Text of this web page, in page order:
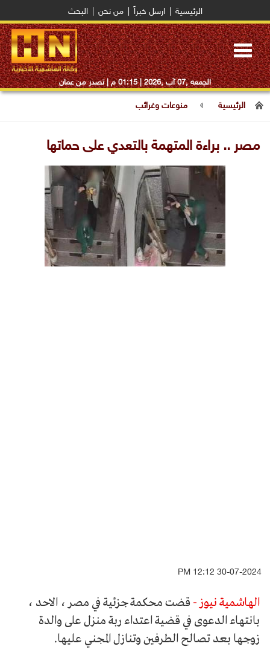
الرئيسية ارسل خبراً من نحن البحث
Toggle
navigation
الجمعه ,07 آب ,2026 | 01:15 م | تصدر من عمان
الرئيسية منوعات وغرائب
مصر .. براءة المتهمة بالتعدي على حماتها
30-07-2024 12:12 PM
الهاشمية نيوز - قضت محكمة جزئية في مصر ، الاحد ،
بانتهاء الدعوى في قضية اعتداء ربة منزل على والدة
زوجها بعد تصالح الطرفين وتنازل المجني عليها.